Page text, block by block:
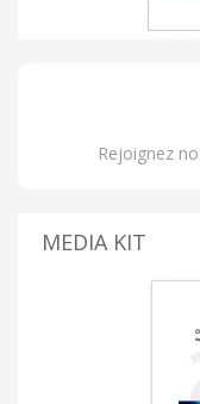
Rejoignez
MEDIA KIT